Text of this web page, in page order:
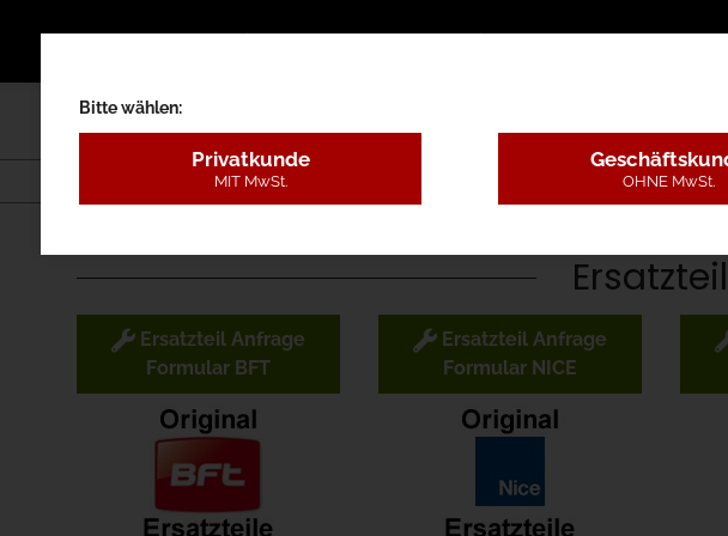
 Ersatzteil Anfrage
Formular BFT
 Ersatzteil Anfrage
Formular NICE
Bitte wählen:
Privatkunde
MIT MwSt. OHNE MwSt.